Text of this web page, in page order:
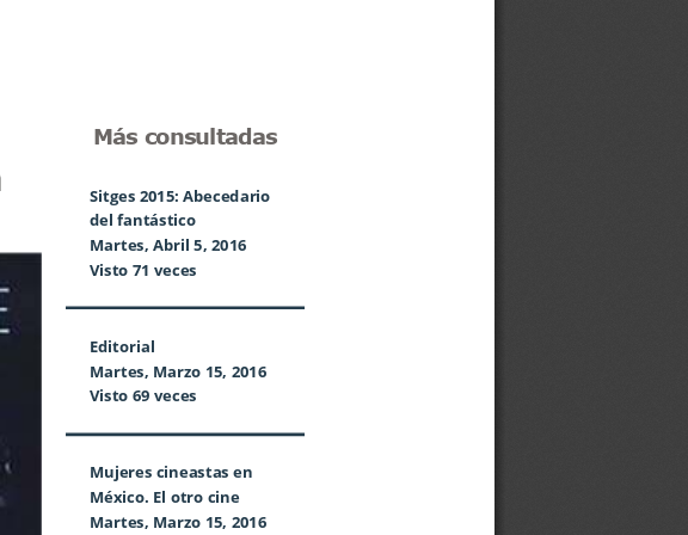
Más consultadas
Sitges 2015: Abecedario
del fantástico
Martes, Abril 5, 2016
Visto 71 veces
Editorial
Martes, Marzo 15, 2016
Visto 69 veces
Mujeres cineastas en
México. El otro cine
Martes, Marzo 15, 2016